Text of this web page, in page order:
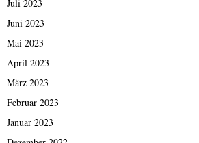
Juli 2023
Juni 2023
Mai 2023
April 2023
März 2023
Februar 2023
Januar 2023